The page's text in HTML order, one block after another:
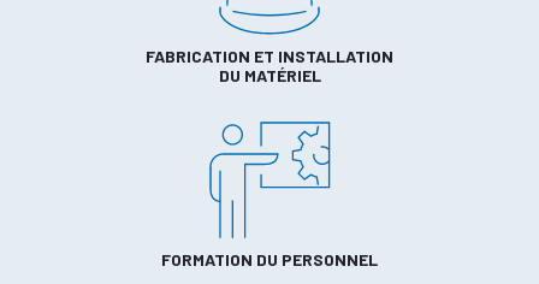
FABRICATION ET INSTALLATION
DU MATÉRIEL
FORMATION DU PERSONNEL